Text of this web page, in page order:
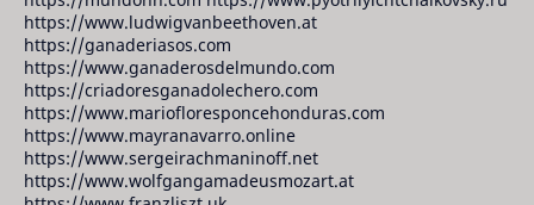
https://www.ludwigvanbeethoven.at
https://ganaderiasos.com
https://www.ganaderosdelmundo.com
https://criadoresganadolechero.com
https://www.mariofloresponcehonduras.com
https://www.mayranavarro.online
https://www.sergeirachmaninoff.net
https://www.wolfgangamadeusmozart.at